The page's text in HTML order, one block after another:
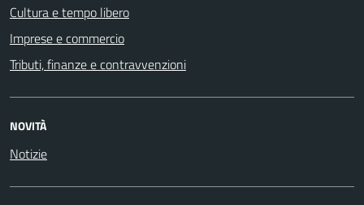
Cultura e tempo libero
Imprese e commercio
Tributi, finanze e contravvenzioni
NOVITÀ
Notizie